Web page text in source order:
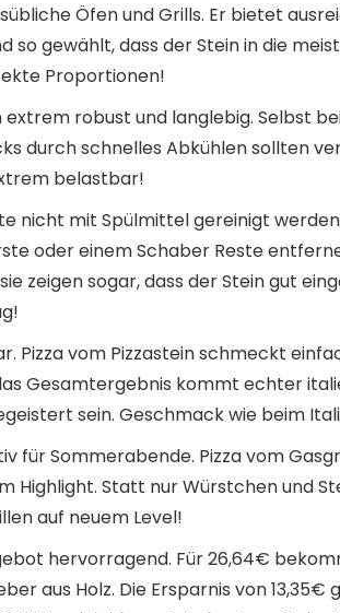
Öfen und Grills. Er bietet
so gewählt, dass der Stein in die
Proportionen!
extrem robust und langlebig. Selbst
durch schnelles Abkühlen sollten
belastbar!
nicht mit Spülmittel gereinigt
oder einem Schaber Reste
zeigen sogar, dass der Stein gut
Pizza vom Pizzastein schmeckt
Gesamtergebnis kommt echter
sein. Geschmack wie beim
für Sommerabende. Pizza vom
Highlight. Statt nur Würstchen und
auf neuem Level!
hervorragend. Für 26,64€
aus Holz. Die Ersparnis von